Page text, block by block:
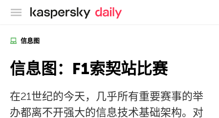
卡巴斯基官方博客
信息图
信息图：F1索契站比赛
在21世纪的今天，几乎所有重要赛事的举
办都离不开强大的信息技术基础架构。对